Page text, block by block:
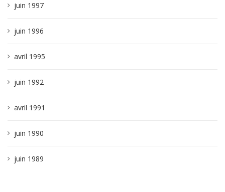
juin 1997
juin 1996
avril 1995
juin 1992
avril 1991
juin 1990
juin 1989